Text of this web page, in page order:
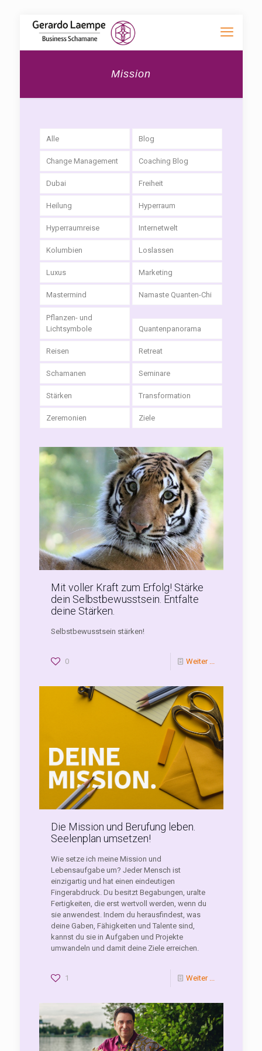
Mission
Alle Blog
Change Management Coaching Blog
Dubai Freiheit
Heilung Hyperraum
Hyperraumreise Internetwelt
Kolumbien Loslassen
Luxus Marketing
Mastermind Namaste Quanten-Chi
Pflanzen- und
Lichtsymbole
Quantenpanorama
Reisen Retreat
Schamanen Seminare
Stärken Transformation
Zeremonien Ziele
Mit voller Kraft zum Erfolg! Stärke
dein Selbstbewusstsein. Entfalte
deine Stärken.
Selbstbewusstsein stärken!
0 Weiter ...
Die Mission und Berufung leben.
Seelenplan umsetzen!
Wie setze ich meine Mission und
Lebensaufgabe um? Jeder Mensch ist
einzigartig und hat einen eindeutigen
Fingerabdruck. Du besitzt Begabungen, uralte
Fertigkeiten, die erst wertvoll werden, wenn du
sie anwendest. Indem du herausfindest, was
deine Gaben, Fähigkeiten und Talente sind,
kannst du sie in Aufgaben und Projekte
umwandeln und damit deine Ziele erreichen.
1 Weiter ...